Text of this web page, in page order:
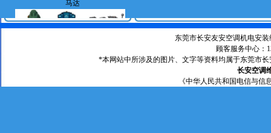
东莞市长安友安空调机电安
顾客服务中心：
*本网站中所涉及的图片、文字等资料均属于东莞市
长安空调
《中华人民共和国电信与信